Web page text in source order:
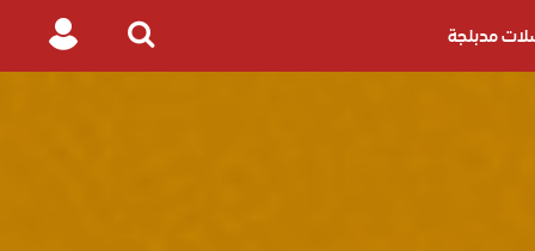
مدبلجة
Search
Login